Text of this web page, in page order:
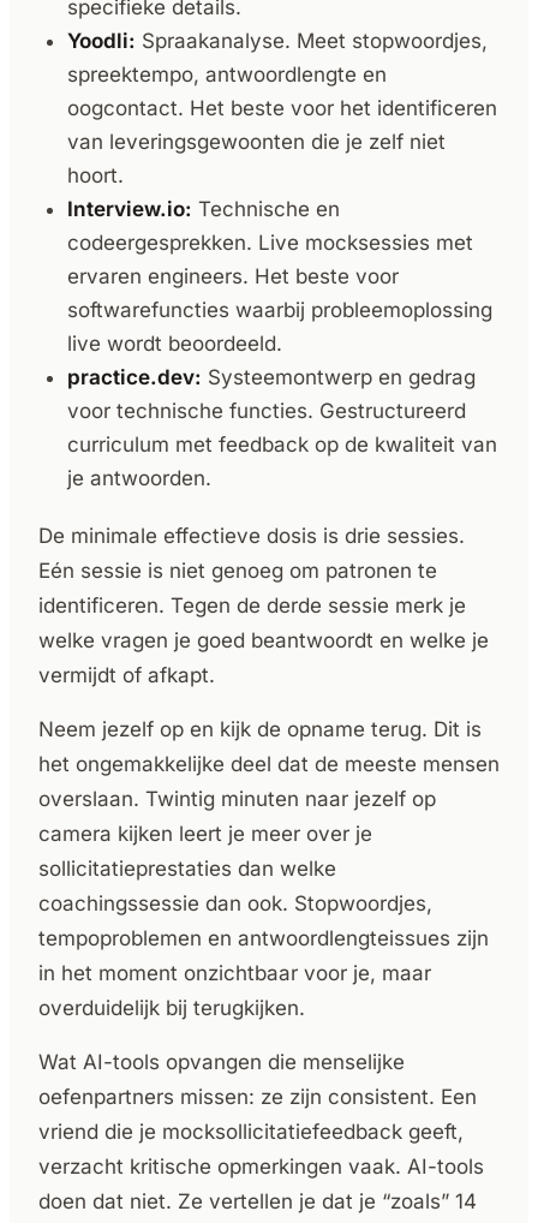
specifieke details.
Yoodli: Spraakanalyse. Meet stopwoordjes,
spreektempo, antwoordlengte en
oogcontact. Het beste voor het identificeren
van leveringsgewoonten die je zelf niet
hoort.
Interview.io: Technische en
codeergesprekken. Live mocksessies met
ervaren engineers. Het beste voor
softwarefuncties waarbij probleemoplossing
live wordt beoordeeld.
practice.dev: Systeemontwerp en gedrag
voor technische functies. Gestructureerd
curriculum met feedback op de kwaliteit van
je antwoorden.
De minimale effectieve dosis is drie sessies.
Eén sessie is niet genoeg om patronen te
identificeren. Tegen de derde sessie merk je
welke vragen je goed beantwoordt en welke je
vermijdt of afkapt.
Neem jezelf op en kijk de opname terug. Dit is
het ongemakkelijke deel dat de meeste mensen
overslaan. Twintig minuten naar jezelf op
camera kijken leert je meer over je
sollicitatieprestaties dan welke
coachingssessie dan ook. Stopwoordjes,
tempoproblemen en antwoordlengteissues zijn
in het moment onzichtbaar voor je, maar
overduidelijk bij terugkijken.
Wat AI-tools opvangen die menselijke
oefenpartners missen: ze zijn consistent. Een
vriend die je mocksollicitatiefeedback geeft,
verzacht kritische opmerkingen vaak. AI-tools
doen dat niet. Ze vertellen je dat je “zoals” 14